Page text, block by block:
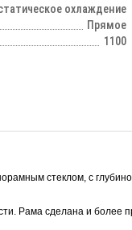
охлаждение
Прямое
1100
стеклом, с
Рама сделана и более